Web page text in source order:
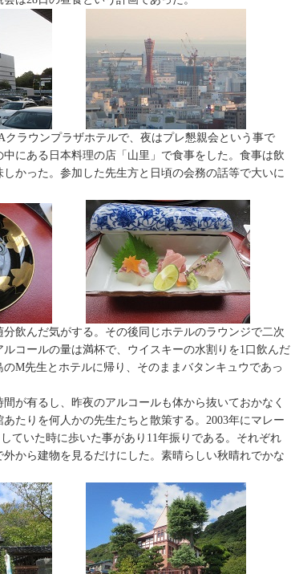
ラウンプラザホテルで、夜はプレ懇親会という事で
中にある日本料理の店「山里」で食事をした。食事は飲
かった。参加した先生方と日頃の会務の話等で大いに
飲んだ気がする。その後同じホテルのラウンジで二次
コールの量は満杯で、ウイスキーの水割りを1口飲んだ
M先生とホテルに帰り、そのままバタンキュウであっ
が有るし、昨夜のアルコールも体から抜いておかなく
たりを何人かの先生たちと散策する。2003年にマレー
ていた時に歩いた事があり11年振りである。それぞれ
から建物を見るだけにした。素晴らしい秋晴れでかな